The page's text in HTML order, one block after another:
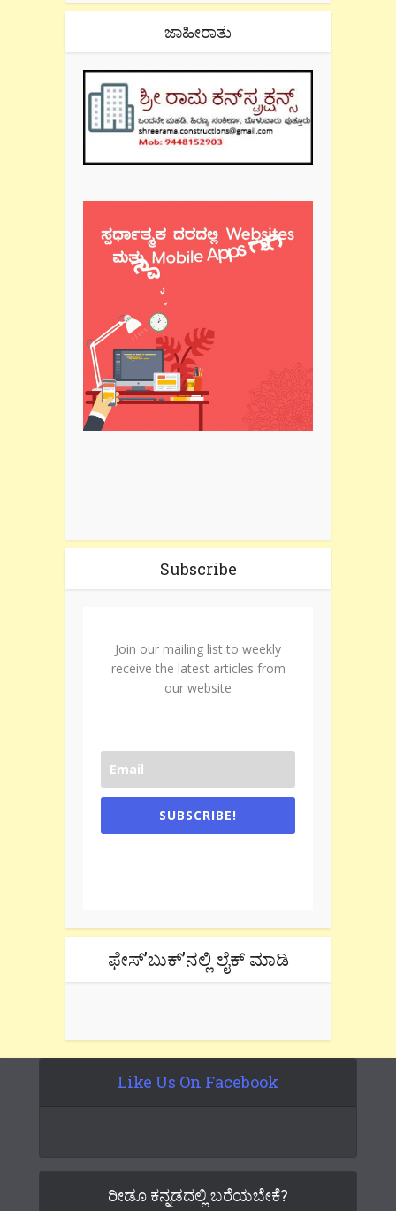
ಜಾಹೀರಾತು
Subscribe
Join our mailing list to weekly
receive the latest articles from
our website
SUBSCRIBE!
ಫೇಸ್’ಬುಕ್’ನಲ್ಲಿ ಲೈಕ್ ಮಾಡಿ
Like Us On Facebook
ರೀಡೂ ಕನ್ನಡದಲ್ಲಿ ಬರೆಯಬೇಕೆ?